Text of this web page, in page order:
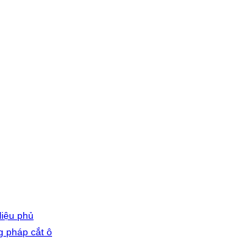
phủ
pháp cắt ô